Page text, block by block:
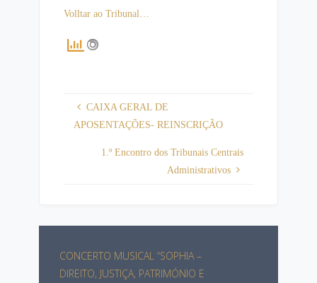
Volltar ao Tribunal…
CAIXA GERAL DE
APOSENTAÇÕES- REINSCRIÇÃO
1.º Encontro dos Tribunais Centrais
Administrativos
CONCERTO MUSICAL “SOPHIA –
DIREITO, JUSTIÇA, PATRIMÓNIO E